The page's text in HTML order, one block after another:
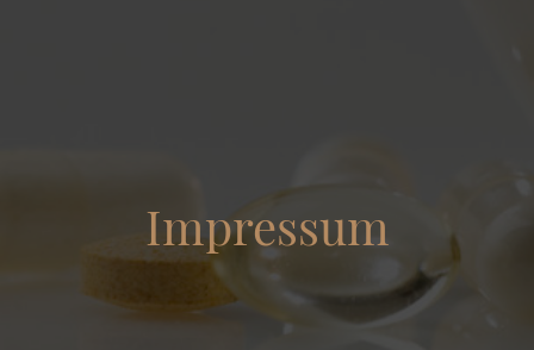
Impressum